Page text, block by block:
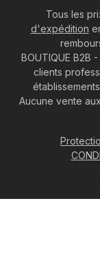
Tous les
d'expédition
BOUTIQUE B2B
clients
Aucune vente